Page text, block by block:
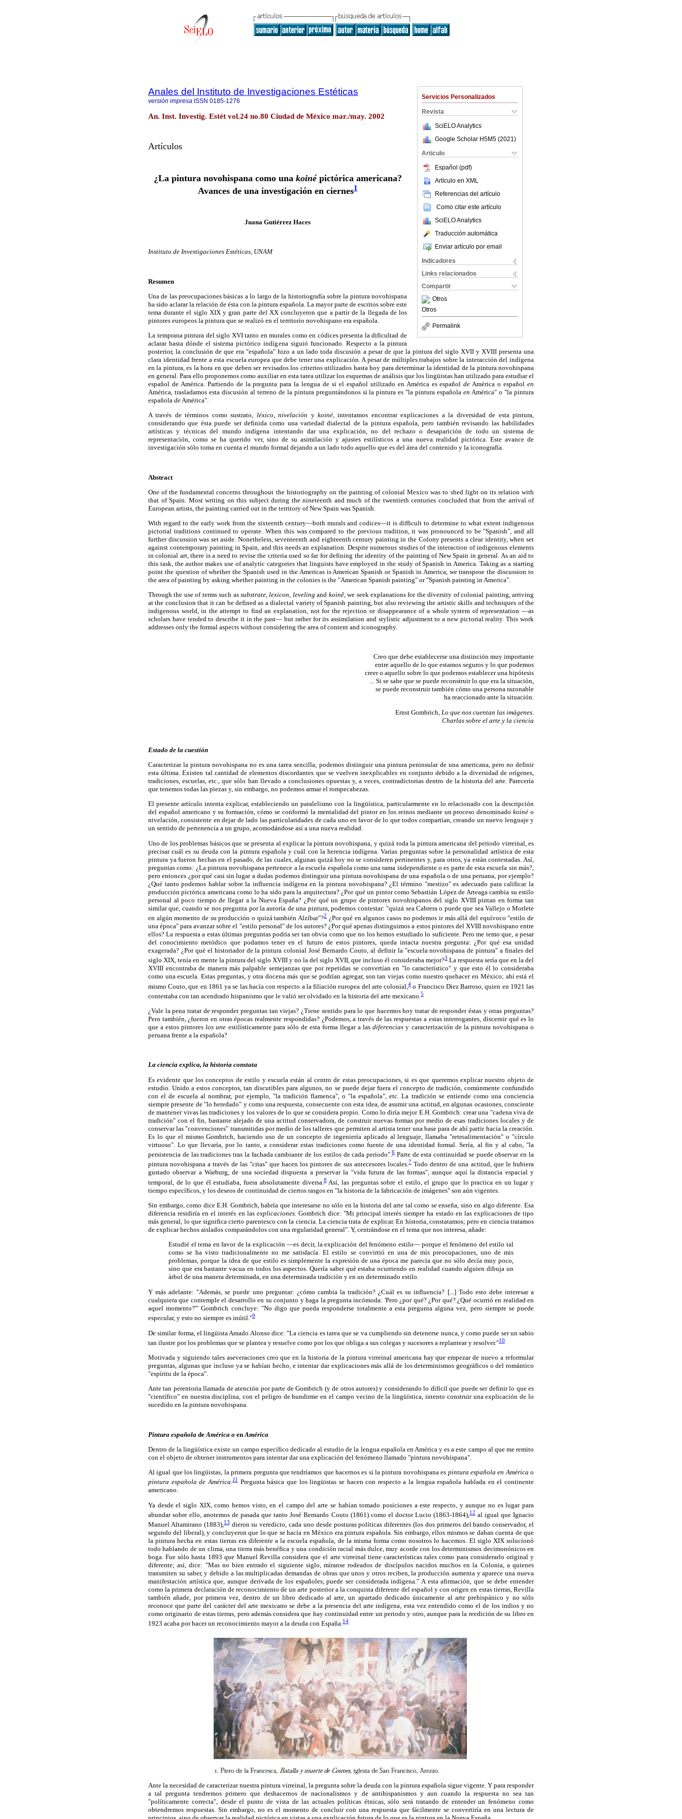
Servicios Personalizados
Revista
SciELO Analytics
Google Scholar H5M5 (2021 )
Articulo
Español (pdf)
Artículo en XML
Referencias del artículo
Como citar este artículo
SciELO Analytics
Traducción automática
Enviar artículo por email
Indicadores
Links relacionados
Compartir
Otros
Otros
Permalink
Anales del Instituto de Investigaciones Estéticas
versión impresa ISSN 0185-1276
An. Inst. Investig. Estét vol.24 no.80 Ciudad de México mar./may. 2002
Artículos
¿La pintura novohispana como una koiné pictórica americana?
Avances de una investigación en ciernes1
Juana Gutiérrez Haces
Instituto de Investigaciones Estéticas, UNAM
Resumen
Una de las preocupaciones básicas a lo largo de la historiografía sobre la pintura novohispana
ha sido aclarar la relación de ésta con la pintura española. La mayor parte de escritos sobre este
tema durante el siglo XIX y gran parte del XX concluyeron que a partir de la llegada de los
pintores europeos la pintura que se realizó en el territorio novohispano era española.
La temprana pintura del siglo XVI tanto en murales como en códices presenta la dificultad de
aclarar hasta dónde el sistema pictórico indígena siguió funcionado. Respecto a la pintura
posterior, la conclusión de que era "española" hizo a un lado toda discusión a pesar de que la pintura del siglo XVII y XVIII presenta una
clara identidad frente a esta escuela europea que debe tener una explicación. A pesar de múltiples trabajos sobre la interacción del indígena
en la pintura, es la hora en que deben ser revisados los criterios utilizados hasta hoy para determinar la identidad de la pintura novohispana
en general. Para ello proponemos como auxiliar en esta tarea utilizar los esquemas de análisis que los lingüistas han utilizado para estudiar el
español de América. Partiendo de la pregunta para la lengua de si el español utilizado en América es españolde América o españolen
América, trasladamos esta discusión al terreno de la pintura preguntándonos si la pintura es "la pintura españolaen América" o "la pintura
española de América".
A través de términos como sustrato, léxico, nivelación ykoiné, intentamos encontrar explicaciones a la diversidad de esta pintura,
considerando que ésta puede ser definida como una variedad dialectal de la pintura española, pero también revisando las habilidades
artísticas y técnicas del mundo indígena intentando dar una explicación, no del rechazo o desaparición de todo un sistema de
representación, como se ha querido ver, sino de su asimilación y ajustes estilísticos a una nueva realidad pictórica. Este avance de
investigación sólo toma en cuenta el mundo formal dejando a un lado todo aquello que es del área del contenido y la iconografía.
Abstract
One of the fundamental concerns throughout the historiography on the painting of colonial Mexico was to shed light on its relation with
that of Spain. Most writing on this subject during the nineteenth and much of the twentieth centuries concluded that from the arrival of
European artists, the painting carried out in the territory of New Spain was Spanish.
With regard to the early work from the sixteenth century—both murals and codices—it is difficult to determine to what extent indigenous
pictorial traditions continued to operate. When this was compared to the previous tradition, it was pronounced to be "Spanish", and all
further discussion was set aside. Nonetheless, seventeenth and eighteenth century painting in the Colony presents a clear identity, when set
against contemporary painting in Spain, and this needs an explanation. Despite numerous studies of the interaction of indigenous elements
in colonial art, there is a need to revise the criteria used so far for defining the identity of the painting of New Spain in general. As an aid to
this task, the author makes use of analytic categories that linguists have employed in the study of Spanish in America. Taking as a starting
point the question of whether the Spanish used in the Americas is American Spanish or Spanish in America, we transpose the discussion to
the area of painting by asking whether painting in the colonies is the "American Spanish painting" or "Spanish painting in America".
Through the use of terms such as substrate, lexicon, leveling and koinê, we seek explanations for the diversity of colonial painting, arriving
at the conclusion that it can be defined as a dialectal variety of Spanish painting, but also reviewing the artistic skills and techniques of the
indigenous world, in the attempt to find an explanation, not for the rejection or disappearance of a whole system of representation —as
scholars have tended to describe it in the past— but rather for its assimilation and stylistic adjustment to a new pictorial reality. This work
addresses only the formal aspects without considering the area of content and iconography.
Creo que debe establecerse una distinción muy importante
entre aquello de lo que estamos seguros y lo que podemos
creer o aquello sobre lo que podemos establecer una hipótesis
... Si se sabe que se puede reconstruir lo que era la situación,
se puede reconstruir también cómo una persona razonable
ha reaccionado ante la situación.
Ernst Gombrich, Lo que nos cuentan las imágenes.
Charlas sobre el arte y la ciencia
Estado de la cuestión
Caracterizar la pintura novohispana no es una tarea sencilla; podemos distinguir una pintura peninsular de una americana, pero no definir
esta última. Existen tal cantidad de elementos discordantes que se vuelven inexplicables en conjunto debido a la diversidad de orígenes,
tradiciones, escuelas, etc., que sólo han llevado a conclusiones opuestas y, a veces, contradictorias dentro de la historia del arte. Parecería
que tenemos todas las piezas y, sin embargo, no podemos armar el rompecabezas.
El presente artículo intenta explicar, estableciendo un paralelismo con la lingüística, particularmente en lo relacionado con la descripción
del español americano y su formación, cómo se conformó la mentalidad del pintor en los reinos mediante un proceso denominadokoiné o
nivelación, consistente en dejar de lado las particularidades de cada uno en favor de lo que todos compartían, creando un nuevo lenguaje y
un sentido de pertenencia a un grupo, acomodándose así a una nueva realidad.
Uno de los problemas básicos que se presenta al explicar la pintura novohispana, y quizá toda la pintura americana del periodo virreinal, es
precisar cuál es su deuda con la pintura española y cuál con la herencia indígena. Varias preguntas sobre la personalidad artística de esta
pintura ya fueron hechas en el pasado, de las cuales, algunas quizá hoy no se consideren pertinentes y, para otros, ya están contestadas. Así,
preguntas como: ¿La pintura novohispana pertenece a la escuela española como una rama independiente o es parte de esta escuela sin más?,
pero entonces ¿por qué casi sin lugar a dudas podemos distinguir una pintura novohispana de una española o de una peruana, por ejemplo?
¿Qué tanto podemos hablar sobre la influencia indígena en la pintura novohispana? ¿El término "mestizo" es adecuado para calificar la
producción pictórica americana como lo ha sido para la arquitectura? ¿Por qué un pintor como Sebastián López de Arteaga cambia su estilo
personal al poco tiempo de llegar a la Nueva España? ¿Por qué un grupo de pintores novohispanos del siglo XVIII pintan en forma tan
similar que, cuando se nos pregunta por la autoría de una pintura, podemos contestar: "quizá sea Cabrera o puede que sea Vallejo o Morlete
en algún momento de su producción o quizá también Alzíbar"?2¿Por qué en algunos casos no podemos ir más allá del equívoco "estilo de
una época" para avanzar sobre el "estilo personal" de los autores? ¿Por qué apenas distinguimos a estos pintores del XVIII novohispano entre
ellos? La respuesta a estas últimas preguntas podría ser tan obvia como que no los hemos estudiado lo suficiente. Pero me temo que, a pesar
del conocimiento metódico que podamos tener en el futuro de estos pintores, queda intacta nuestra pregunta: ¿Por qué esa unidad
exagerada? ¿Por qué el historiador de la pintura colonial José Bernardo Couto, al definir la "escuela novohispana de pintura" a finales del
siglo XIX, tenía en mente la pintura del siglo XVIII y no la del siglo XVII, que incluso él consideraba mejor?3 La respuesta sería que en la del
XVIII encontraba de manera más palpable semejanzas que por repetidas se convertían en "lo característico" y que esto él lo consideraba
como una escuela. Estas preguntas, y otra docena más que se podrían agregar, son tan viejas como nuestro quehacer en México; ahí está el
mismo Couto, que en 1861 ya se las hacía con respecto a la filiación europea del arte colonial,4 o Francisco Diez Barroso, quien en 1921 las
contestaba con tan acendrado hispanismo que le valió ser olvidado en la historia del arte mexicano. 5
¿Vale la pena tratar de responder preguntas tan viejas? ¿Tiene sentido para lo que hacemos hoy tratar de responder éstas y otras preguntas?
Pero también, ¿fueron en otras épocas realmente respondidas? ¿Podemos, a través de las respuestas a estas interrogantes, discernir qué es lo
que a estos pintoreslos une estilísticamente para sólo de esta forma llegar a lasdiferencias y caracterización de la pintura novohispana o
peruana frente a la española?
La ciencia explica, la historia constata
Es evidente que los conceptos de estilo y escuela están al centro de estas preocupaciones, si es que queremos explicar nuestro objeto de
estudio. Unido a estos conceptos, tan discutibles para algunos, no se puede dejar fuera el concepto de tradición, comúnmente confundido
con el de escuela al nombrar, por ejemplo, "la tradición flamenca", o "la española", etc. La tradición se entiende como una conciencia
siempre presente de "lo heredado" y como una respuesta, consecuente con esta idea, de asumir una actitud, en algunas ocasiones, consciente
de mantener vivas las tradiciones y los valores de lo que se considera propio. Como lo diría mejor E.H. Gombrich: crear una "cadena viva de
tradición" con el fin, bastante alejado de una actitud conservadora, de construir nuevas formas por medio de esas tradiciones locales y de
conservar las "convenciones" transmitidas por medio de los talleres que permiten al artista tener una base para de ahí partir hacia la creación.
Es lo que el mismo Gombrich, haciendo uso de un concepto de ingeniería aplicado al lenguaje, llamaba "retroalimentación" o "círculo
virtuoso". Lo que llevaría, por lo tanto, a considerar estas tradiciones como fuente de una identidad formal. Sería, al fin y al cabo, "la
persistencia de las tradiciones tras la fachada cambiante de los estilos de cada periodo".6 Parte de esta continuidad se puede observar en la
pintura novohispana a través de las "citas" que hacen los pintores de sus antecesores locales.7Todo dentro de una actitud, que le hubiera
gustado observar a Warburg, de una sociedad dispuesta a preservar la "vida futura de las formas", aunque aquí la distancia espacial y
temporal, de lo que él estudiaba, fuera absolutamente diversa.8Así, las preguntas sobre el estilo, el grupo que lo practica en un lugar y
tiempo específicos, y los deseos de continuidad de ciertos rasgos en "la historia de la fabricación de imágenes" son aún vigentes.
Sin embargo, como dice E.H. Gombrich, habría que interesarse no sólo en la historia del arte tal como se enseña, sino en algo diferente. Esa
diferencia residiría en el interés en las explicaciones. Gombrich dice: "Mi principal interés siempre ha estado en las explicaciones de tipo
más general, lo que significa cierto parentesco con la ciencia. La ciencia trata de explicar. En historia, constatamos; pero en ciencia tratamos
de explicar hechos aislados comparándolos con una regularidad general". Y, centrándose en el tema que nos interesa, añade:
Estudié el tema en favor de la explicación —es decir, la explicación del fenómeno estilo— porque el fenómeno del estilo tal
como se ha visto tradicionalmente no me satisfacía. El estilo se convirtió en una de mis preocupaciones, uno de mis
problemas, porque la idea de que estilo es simplemente la expresión de una época me parecía que no sólo decía muy poco,
sino que era bastante vacua en todos los aspectos. Quería saber qué estaba ocurriendo en realidad cuando alguien dibuja un
árbol de una manera determinada, en una determinada tradición y en un determinado estilo.
Y más adelante: "Además, se puede uno preguntar: ¿cómo cambia la tradición? ¿Cuál es su influencia? [...] Todo esto debe interesar a
cualquiera que contemple el desarrollo en su conjunto y haga la pregunta incómoda: 'Pero ¿por qué? ¿Por qué? ¿Qué ocurrió en realidad en
aquel momento?'" Gombrich concluye: "No digo que pueda responderse totalmente a esta pregunta alguna vez, pero siempre se puede
especular, y esto no siempre es inútil."9
De similar forma, el lingüista Amado Alonso dice: "La ciencia es tarea que se va cumpliendo sin detenerse nunca, y como puede ser un sabio
tan ilustre por los problemas que se plantea y resuelve como por los que obliga a sus colegas y sucesores a replantear y resolver."10
Motivada y siguiendo tales aseveraciones creo que en la historia de la pintura virreinal americana hay que empezar de nuevo a reformular
preguntas, algunas que incluso ya se habían hecho, e intentar dar explicaciones más allá de los determinismos geográficos o del romántico
"espíritu de la época".
Ante tan perentoria llamada de atención por parte de Gombrich (y de otros autores) y considerando lo difícil que puede ser definir lo que es
"científico" en nuestra disciplina, con el peligro de hundirme en el campo vecino de la lingüística, intento construir una explicación de lo
sucedido en la pintura novohispana.
Pintura española de América o en América
Dentro de la lingüística existe un campo específico dedicado al estudio de la lengua española en América y es a este campo al que me remito
con el objeto de obtener instrumentos para intentar dar una explicación del fenómeno llamado "pintura novohispana".
Al igual que los lingüistas, la primera pregunta que tendríamos que hacernos es si la pintura novohispana es pintura española en América o
pintura española de América.11Pregunta básica que los lingüistas se hacen con respecto a la lengua española hablada en el continente
americano.
Ya desde el siglo XIX, como hemos visto, en el campo del arte se habían tomado posiciones a este respecto, y aunque no es lugar para
abundar sobre ello, anotemos de pasada que tanto José Bernardo Couto (1861) como el doctor Lucio (1863-1864),12al igual que Ignacio
Manuel Altamirano (1883),13dieron su veredicto, cada uno desde posturas políticas diferentes (los dos primeros del bando conservador, el
segundo del liberal), y concluyeron que lo que se hacía en México era pintura española. Sin embargo, ellos mismos se daban cuenta de que
la pintura hecha en estas tierras era diferente a la escuela española, de la misma forma como nosotros lo hacemos. El siglo XIX solucionó
todo hablando de un clima, una tierra más benéfica y una condición racial más dulce, muy acorde con los determinismos decimonónicos en
boga. Fue sólo hasta 1893 que Manuel Revilla considera que el arte virreinal tiene características tales como para considerarlo original y
diferente; así, dice: "Mas no bien entrado el siguiente siglo, míranse rodeados de discípulos nacidos muchos en la Colonia, a quienes
transmiten su saber, y debido a las multiplicadas demandas de obras que unos y otros reciben, la producción aumenta y aparece una nueva
manifestación artística que, aunque derivada de los españoles, puede ser considerada indígena." A esta afirmación, que se debe entender
como la primera declaración de reconocimiento de un arte posterior a la conquista diferente del español y con origen en estas tierras, Revilla
también añade, por primera vez, dentro de un libro dedicado al arte, un apartado dedicado únicamente al arte prehispánico y no sólo
reconoce que parte del carácter del arte mexicano se debe a la presencia del arte indígena, esta vez entendido como el de los indios y no
como originario de estas tierras, pero además considera que hay continuidad entre un periodo y otro, aunque para la reedición de su libro en
1923 acaba por hacer un reconocimiento mayor a la deuda con España.14
Ante la necesidad de caracterizar nuestra pintura virreinal, la pregunta sobre la deuda con la pintura española sigue vigente. Y para responder
a tal pregunta tendremos primero que deshacernos de nacionalismos y de antihispanismos y aun cuando la respuesta no sea tan
"políticamente correcta", desde el punto de vista de las actuales políticas étnicas, sólo será tratando de entender un fenómeno como
obtendremos respuestas. Sin embargo, no es el momento de concluir con una respuesta que fácilmente se convertiría en una lectura de